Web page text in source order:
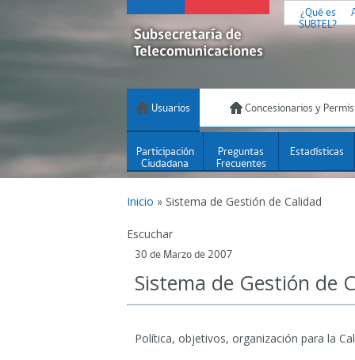
¿Qué es
SUBTEL?
Usuarios Concesionarios y
Participación
Ciudadana
Preguntas
Frecuentes
Estadísticas
Inicio » Sistema de Gestión de Calidad
Escuchar
30 de Marzo de 2007
Sistema de Gestión de
Política, objetivos, organización para la